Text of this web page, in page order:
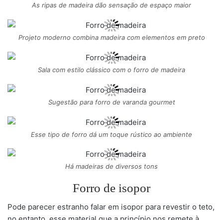
As ripas de madeira dão sensação de espaço maior
Projeto moderno combina madeira com elementos em preto
Sala com estilo clássico com o forro de madeira
Sugestão para forro de varanda gourmet
Esse tipo de forro dá um toque rústico ao ambiente
Há madeiras de diversos tons
Forro de isopor
Pode parecer estranho falar em isopor para revestir o teto,